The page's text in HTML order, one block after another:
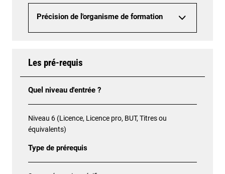
Précision de l'organisme de formation
Les pré-requis
Quel niveau d'entrée ?
Niveau 6 (Licence, Licence pro, BUT, Titres ou
équivalents)
Type de prérequis